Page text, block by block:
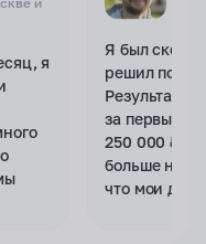
я
Я был
решил
Результат
за первый
250 000 ₽!
больше не
что мои